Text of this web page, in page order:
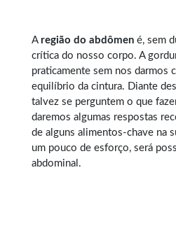
A região do abdômen é, sem
crítica do nosso corpo. A
praticamente sem nos darmos
equilíbrio da cintura. Diante
talvez se perguntem o que
daremos algumas respostas
de alguns alimentos-chave na
um pouco de esforço, será
abdominal.